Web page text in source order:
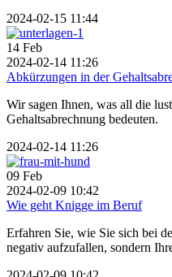
2024-02-15 11:44
14 Feb
2024-02-14 11:26
Abkürzungen in der
Wir sagen Ihnen, was all die
Gehaltsabrechnung bedeuten.
2024-02-14 11:26
09 Feb
2024-02-09 10:42
Wie geht Knigge im Beruf
Erfahren Sie, wie Sie sich bei
negativ aufzufallen, sondern